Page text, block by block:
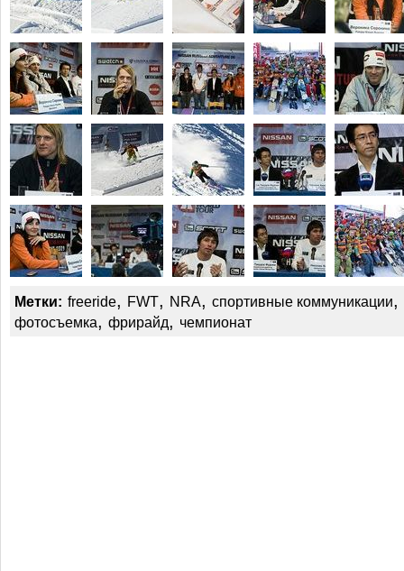
Метки: freeride, FWT, NRA, спортивные коммуникации,
фотосъемка, фрирайд, чемпионат